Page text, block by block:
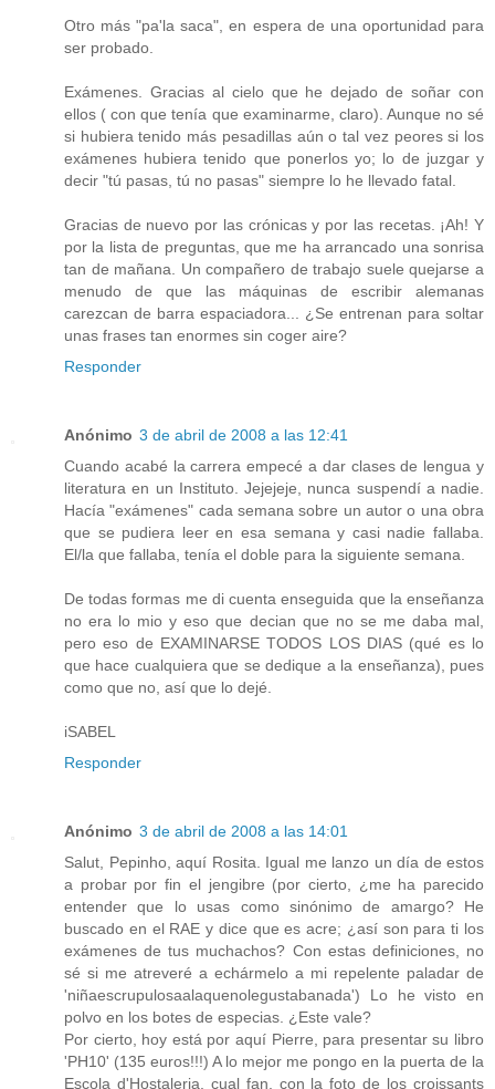
Otro más "pa'la saca", en espera de una oportunidad para
ser probado.
Exámenes. Gracias al cielo que he dejado de soñar con
ellos ( con que tenía que examinarme, claro). Aunque no sé
si hubiera tenido más pesadillas aún o tal vez peores si los
exámenes hubiera tenido que ponerlos yo; lo de juzgar y
decir "tú pasas, tú no pasas" siempre lo he llevado fatal.
Gracias de nuevo por las crónicas y por las recetas. ¡Ah! Y
por la lista de preguntas, que me ha arrancado una sonrisa
tan de mañana. Un compañero de trabajo suele quejarse a
menudo de que las máquinas de escribir alemanas
carezcan de barra espaciadora... ¿Se entrenan para soltar
unas frases tan enormes sin coger aire?
Responder
Anónimo 3 de abril de 2008 a las 12:41
Cuando acabé la carrera empecé a dar clases de lengua y
literatura en un Instituto. Jejejeje, nunca suspendí a nadie.
Hacía "exámenes" cada semana sobre un autor o una obra
que se pudiera leer en esa semana y casi nadie fallaba.
El/la que fallaba, tenía el doble para la siguiente semana.
De todas formas me di cuenta enseguida que la enseñanza
no era lo mio y eso que decian que no se me daba mal,
pero eso de EXAMINARSE TODOS LOS DIAS (qué es lo
que hace cualquiera que se dedique a la enseñanza), pues
como que no, así que lo dejé.
iSABEL
Responder
Anónimo 3 de abril de 2008 a las 14:01
Salut, Pepinho, aquí Rosita. Igual me lanzo un día de estos
a probar por fin el jengibre (por cierto, ¿me ha parecido
entender que lo usas como sinónimo de amargo? He
buscado en el RAE y dice que es acre; ¿así son para ti los
exámenes de tus muchachos? Con estas definiciones, no
sé si me atreveré a echármelo a mi repelente paladar de
'niñaescrupulosaalaquenolegustabanada') Lo he visto en
polvo en los botes de especias. ¿Este vale?
Por cierto, hoy está por aquí Pierre, para presentar su libro
'PH10' (135 euros!!!) A lo mejor me pongo en la puerta de la
Escola d'Hostaleria, cual fan, con la foto de los croissants